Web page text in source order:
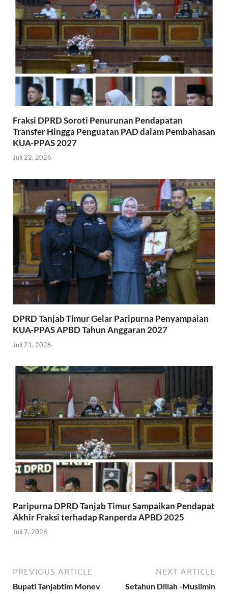
Fraksi DPRD Soroti Penurunan Pendapatan
Transfer Hingga Penguatan PAD dalam Pembahasan
KUA-PPAS 2027
Juli 22, 2026
DPRD Tanjab Timur Gelar Paripurna Penyampaian
KUA-PPAS APBD Tahun Anggaran 2027
Juli 21, 2026
Paripurna DPRD Tanjab Timur Sampaikan Pendapat
Akhir Fraksi terhadap Ranperda APBD 2025
Juli 7, 2026
PREVIOUS ARTICLE
Bupati Tanjabtim Monev
NEXT ARTICLE
Setahun Dillah -Muslimin